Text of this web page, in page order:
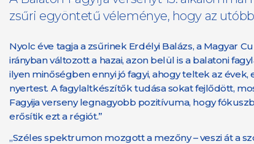
zsűri egyöntetű véleménye, hogy az
Nyolc éve tagja a zsűrinek Erdélyi Balázs, a Magyar
irányban változott a hazai, azon belül is a balatoni
ilyen minőségben ennyi jó fagyi, ahogy teltek az
nyertest. A fagylaltkészítők tudása sokat fejlődött,
Fagyija verseny legnagyobb pozitívuma, hogy
erősítik ezt a régiót.”
„Széles spektrumon mozgott a mezőny – veszi át a